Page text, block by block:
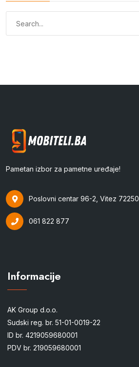
Pametan izbor za pametne uređaje!
Poslovni centar 96-2, Vitez 72250
061 822 877
Informacije
AK Group d.o.o.
Sudski reg. br. 51-01-0019-22
ID br. 4219059680001
PDV br. 219059680001